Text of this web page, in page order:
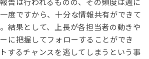
度ですから、十分な情報共有ができて
結果として、上長が各担当者の動きや
に把握してフォローすることができ
するチャンスを逃してしまうという事